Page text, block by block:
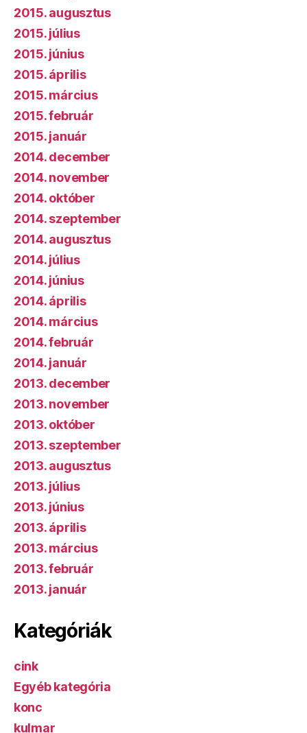
2015. augusztus
2015. július
2015. június
2015. április
2015. március
2015. február
2015. január
2014. december
2014. november
2014. október
2014. szeptember
2014. augusztus
2014. július
2014. június
2014. április
2014. március
2014. február
2014. január
2013. december
2013. november
2013. október
2013. szeptember
2013. augusztus
2013. július
2013. június
2013. április
2013. március
2013. február
2013. január
Kategóriák
cink
Egyéb kategória
konc
kulmar